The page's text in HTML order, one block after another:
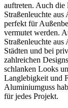
auftreten. Auch die
Straßenleuchte
perfekt für
vermutet werden.
Straßenleuchte
Städten und bei
zahlreichen
schlanken Looks
Langlebigkeit und
Aluminiumguss
für jedes Projekt.